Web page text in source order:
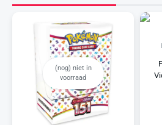
(nog) niet in
voorraad